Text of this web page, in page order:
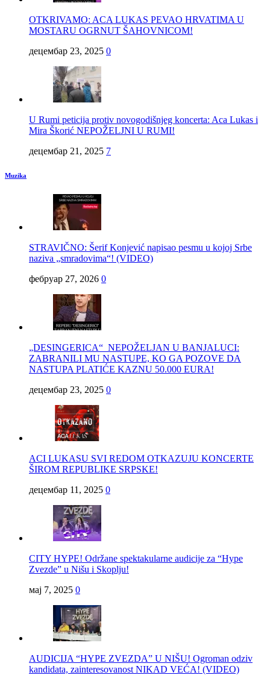
OTKRIVAMO: ACA LUKAS PEVAO HRVATIMA U
MOSTARU OGRNUT ŠAHOVNICOM!
децембар 23, 2025 0
U Rumi peticija protiv novogodišnjeg koncerta: Aca Lukas i
Mira Škorić NEPOŽELJNI U RUMI!
децембар 21, 2025 7
Muzika
STRAVIČNO: Šerif Konjević napisao pesmu u kojoj Srbe
naziva „smradovima“! (VIDEO)
фебруар 27, 2026 0
„DESINGERICA“ NEPOŽELJAN U BANJALUCI:
ZABRANILI MU NASTUPE, KO GA POZOVE DA
NASTUPA PLATIĆE KAZNU 50.000 EURA!
децембар 23, 2025 0
ACI LUKASU SVI REDOM OTKAZUJU KONCERTE
ŠIROM REPUBLIKE SRPSKE!
децембар 11, 2025 0
CITY HYPE! Održane spektakularne audicije za “Hype
Zvezde” u Nišu i Skoplju!
мај 7, 2025 0
AUDICIJA “HYPE ZVEZDA” U NIŠU! Ogroman odziv
kandidata, zainteresovanost NIKAD VEĆA! (VIDEO)